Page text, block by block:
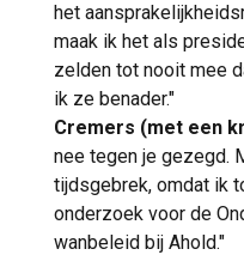
het
maak ik het als
zelden tot nooit mee
ik ze benader."
Cremers (met een
nee tegen je gezegd.
tijdsgebrek, omdat ik
onderzoek voor de
wanbeleid bij Ahold."